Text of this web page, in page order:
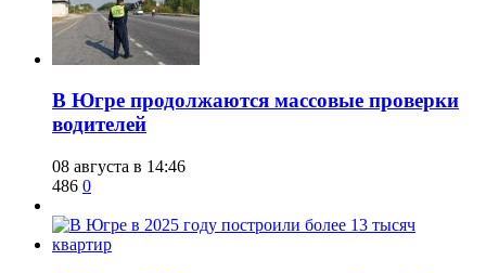
​В Югре продолжаются массовые проверки
водителей
08 августа в 14:46
486 0